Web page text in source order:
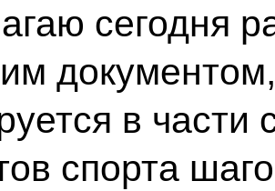
сегодня
в
спорта